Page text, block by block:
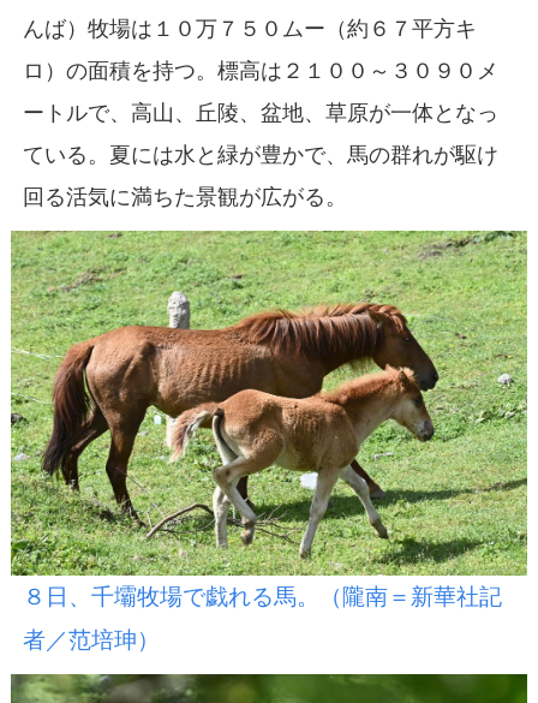
んば）牧場は１０万７５０ムー（約６７平方キ
ロ）の面積を持つ。標高は２１００～３０９０メ
ートルで、高山、丘陵、盆地、草原が一体となっ
ている。夏には水と緑が豊かで、馬の群れが駆け
回る活気に満ちた景観が広がる。
８日、千壩牧場で戯れる馬。（隴南＝新華社記
者／范培珅）